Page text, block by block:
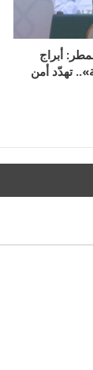
أبراج
تهدّد أمن